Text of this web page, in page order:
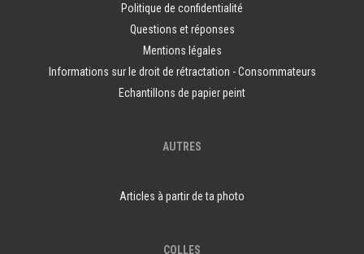
Politique de confidentialité
Questions et réponses
Mentions légales
Informations sur le droit de rétractation - Consommateurs
Echantillons de papier peint
AUTRES
Articles à partir de ta photo
COLLES